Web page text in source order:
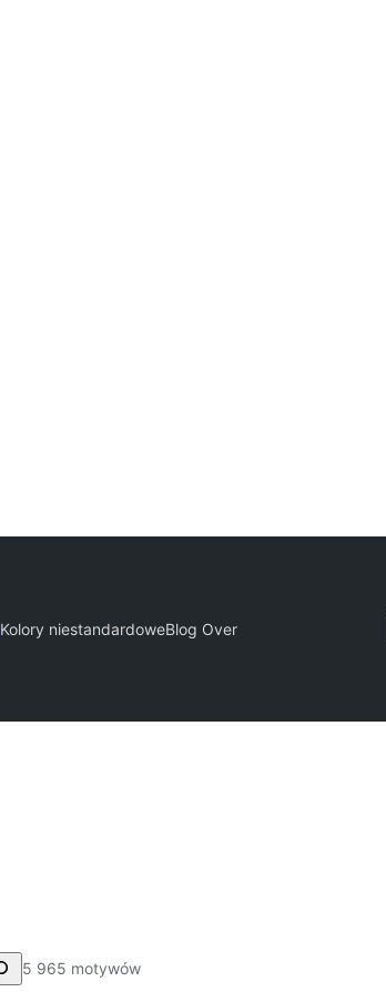
Kolory niestandardoweBlog Over
5 965 motywów